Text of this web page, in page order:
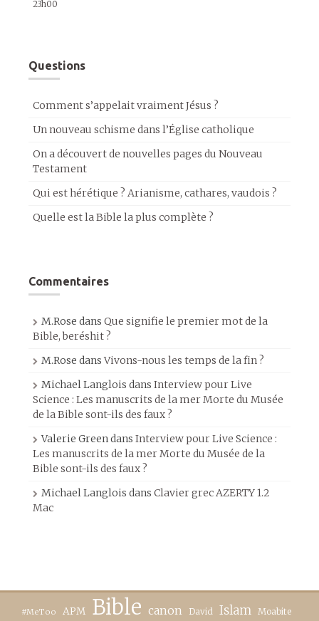
23h00
Questions
Comment s’appelait vraiment Jésus ?
Un nouveau schisme dans l’Église catholique
On a découvert de nouvelles pages du Nouveau
Testament
Qui est hérétique ? Arianisme, cathares, vaudois ?
Quelle est la Bible la plus complète ?
Commentaires
M.Rose dans Que signifie le premier mot de la
Bible, beréshit ?
M.Rose dansVivons-nous les temps de la fin ?
Michael Langlois dans Interview pour Live
Science : Les manuscrits de la mer Morte du Musée
de la Bible sont-ils des faux ?
Valerie Greendans Interview pour Live Science :
Les manuscrits de la mer Morte du Musée de la
Bible sont-ils des faux ?
Michael Langlois dans Clavier grec AZERTY 1.2
Mac
#MeToo APM Bible canon David Islam Moabite